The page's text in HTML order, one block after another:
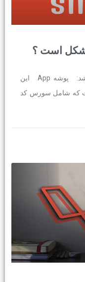
شکل است ؟
پلتفرم لاراول دارای پوشه های زیر میباشد: پوشه App این
که شامل سورس کد